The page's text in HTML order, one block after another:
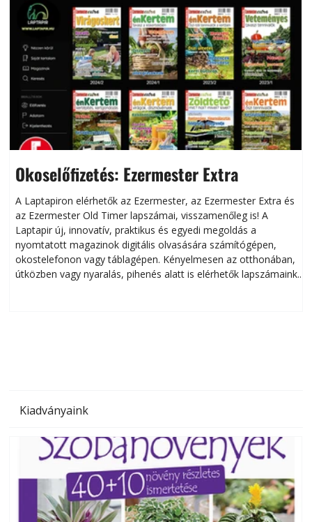
Okoselőfizetés: Ezermester Extra
A Laptapiron elérhetők az Ezermester, az Ezermester Extra és
az Ezermester Old Timer lapszámai, visszamenőleg is! A
Laptapir új, innovatív, praktikus és egyedi megoldás a
nyomtatott magazinok digitális olvasására számítógépen,
okostelefonon vagy táblagépen. Kényelmesen az otthonában,
útközben vagy nyaralás, pihenés alatt is elérhetők lapszámaink.
Kiadványaink